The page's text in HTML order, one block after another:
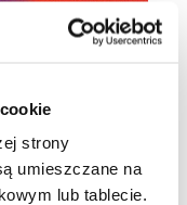
strony
umieszczane na
lub tablecie.
w
zaś